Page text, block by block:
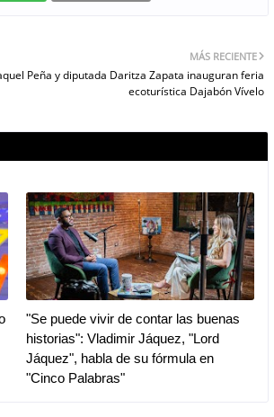
MÁS RECIENTE
Peña y diputada Daritza Zapata inauguran feria
ecoturística Dajabón Vívelo
"Se puede vivir de contar las buenas
historias": Vladimir Jáquez, "Lord
Jáquez", habla de su fórmula en
"Cinco Palabras"